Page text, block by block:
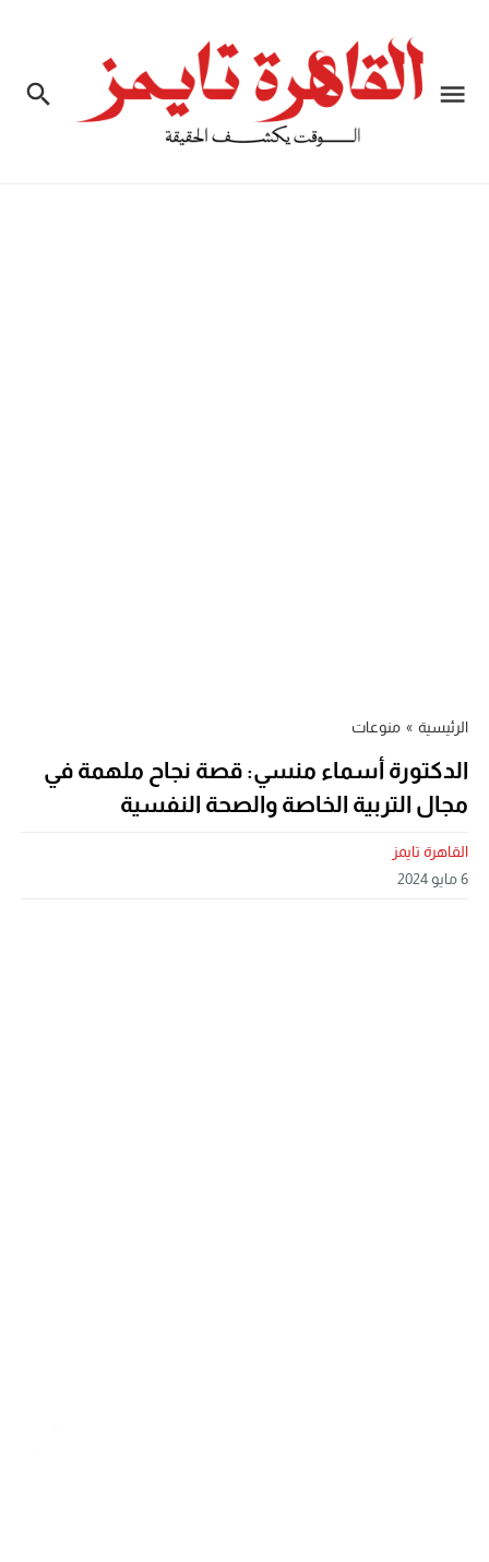
الرئيسية » منوعات
الدكتورة أسماء منسي: قصة نجاح ملهمة في
مجال التربية الخاصة والصحة النفسية
القاهرة تايمز
6 مايو 2024